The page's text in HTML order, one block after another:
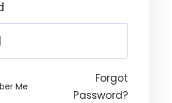
Me
Forgot
Password?